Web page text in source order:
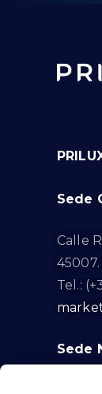
Sede
Calle
Tel.:
Sede
Calle